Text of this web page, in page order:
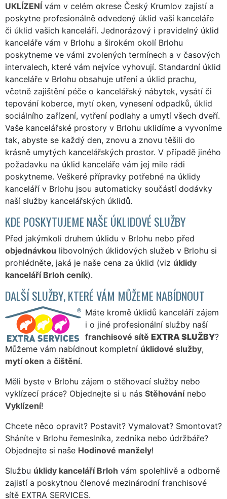
UKLÍZENÍ vám v celém okrese Český Krumlov zajistí a
poskytne profesionálně odvedený úklid vaší kanceláře
či úklid vašich kanceláří. Jednorázový i pravidelný úklid
kanceláře vám v Brlohu a širokém okolí Brlohu
poskytneme ve vámi zvolených termínech a v časových
intervalech, které vám nejvíce vyhovují. Standardní úklid
kanceláře v Brlohu obsahuje utření a úklid prachu,
včetně zajištění péče o kancelářský nábytek, vysátí či
tepování koberce, mytí oken, vynesení odpadků, úklid
sociálního zařízení, vytření podlahy a umytí všech dveří.
Vaše kancelářské prostory v Brlohu uklidíme a vyvoníme
tak, abyste se každý den, znovu a znovu těšili do
krásně umytých kancelářských prostor. V případě jiného
požadavku na úklid kanceláře vám jej mile rádi
poskytneme. Veškeré přípravky potřebné na úklidy
kanceláří v Brlohu jsou automaticky součástí dodávky
naší služby kancelářských úklidů.
KDE POSKYTUJEME NAŠE ÚKLIDOVÉ SLUŽBY
Před jakýmkoli druhem úklidu v Brlohu nebo před
objednávkou libovolných úklidových služeb v Brlohu si
prohlédněte, jaká je naše cena za úklid (viz úklidy
kanceláří Brloh ceník).
DALŠÍ SLUŽBY, KTERÉ VÁM MŮŽEME NABÍDNOUT
Máte kromě úklidů kanceláří zájem
i o jiné profesionální služby naší
franchisové sítě EXTRA SLUŽBY?
Můžeme vám nabídnout kompletní úklidové služby,
mytí oken a čištění.
Měli byste v Brlohu zájem o stěhovací služby nebo
vyklízecí práce? Objednejte si u nás Stěhovánínebo
Vyklízení!
Chcete něco opravit? Postavit? Vymalovat? Smontovat?
Sháníte v Brlohu řemeslníka, zedníka nebo údržbáře?
Objednejte si naše Hodinové manžely!
Službu úklidy kanceláří Brloh vám spolehlivě a odborně
zajistí a poskytnou členové mezinárodní franchisové
sítě EXTRA SERVICES.